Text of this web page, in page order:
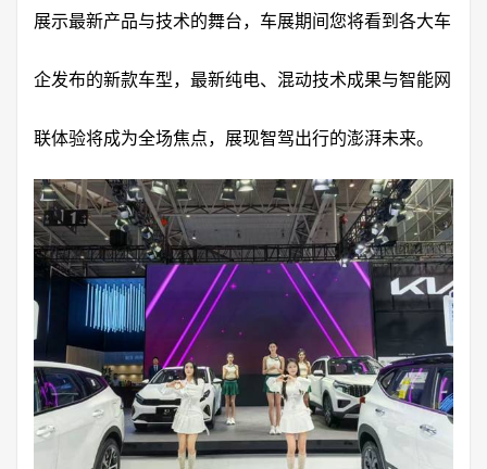
展示最新产品与技术的舞台，车展期间您将看到各大车
企发布的新款车型，最新纯电、混动技术成果与智能网
联体验将成为全场焦点，展现智驾出行的澎湃未来。